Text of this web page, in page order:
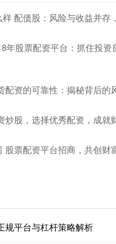
配债股：风险与收益并存
年股票配资平台：抓住投资
配资的可靠性：揭秘背后的
炒股，选择优秀配资，成就
股票配资平台招商，共创财
规平台与杠杆策略解析